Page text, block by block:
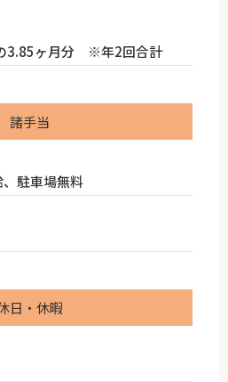
3.85ヶ月分 ※年2回合計
諸手当
駐車場無料
日・休暇